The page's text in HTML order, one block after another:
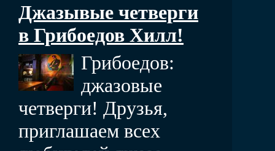
Джазывые четверги
в Грибоедов Хилл!
Грибоедов:
джазовые
четверги! Друзья,
приглашаем всех